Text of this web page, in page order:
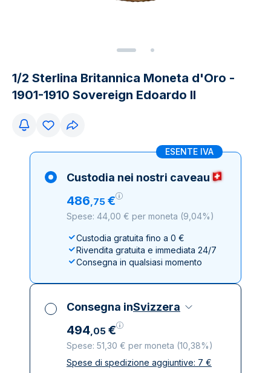
1/2 Sterlina Britannica Moneta d'Oro -
1901-1910 Sovereign Edoardo II
ESENTE IVA
Custodia nei nostri caveau
486,75 €
Spese: 44,00 € per moneta (9,04%)
Custodia gratuita fino a 0 €
Rivendita gratuita e immediata 24/7
Consegna in qualsiasi momento
Consegna inSvizzera
494,05 €
Spese: 51,30 € per moneta (10,38%)
Tutte le tasse incluse
Spese di spedizione aggiuntive: 7 €